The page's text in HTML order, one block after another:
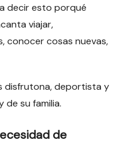
decir esto porqué
viajar,
conocer cosas nuevas,
disfrutona, deportista y
de su familia.
de